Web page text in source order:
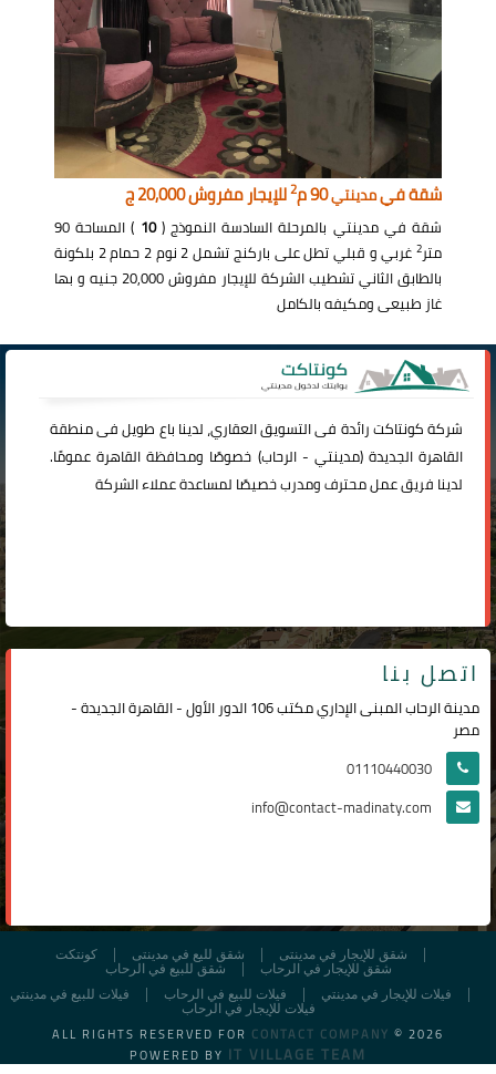
شقة فيمدينتي90 م 2للإيجار مفروش 20,000 ج
شقة في مدينتي بالمرحلة السادسة النموذج (10
) المساحة 90
متر2
غربي و قبلي تطل على باركنج تشمل 2 نوم 2 حمام 2 بلكونة
بالطابق الثاني تشطيب الشركة للإيجار مفروش 20,000 جنيه و بها
غاز طبيعى ومكيفه بالكامل
شركةكونتاكترائدة فى التسويق العقاري، لدينا باع طويل فى منطقة
القاهرة الجديدة (مدينتي -الرحاب) خصوصًا ومحافظة القاهرة عمومًا.
لدينا فريق عمل محترف ومدرب خصيصًا لمساعدة عملاء الشركة
اتصل بنا
مدينة الرحاب المبنى الإداري مكتب 106 الدور الأول - القاهرة الجديدة -
مصر
01110440030
info@contact-madinaty.com
كونتكت شقق لليع في مدينتى
شقق للإيجار في مدينتى
شقق للبيع في الرحاب
شقق للإيجار في الرحاب
فيلات للبيع في مدينتي
فيلات للبيع في الرحاب
فيلات للإيجار في مدينتي
فيلات للإيجار في الرحاب
ALL RIGHTS RESERVED FOR CONTACT COMPANY © 2026
POWERED BY IT VILLAGE TEAM